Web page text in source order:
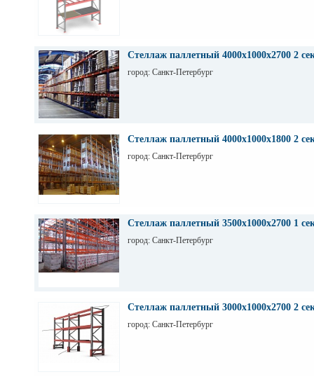
Стеллаж паллетный 4000х1000х2700 2
город: Санкт-Петербург
Стеллаж паллетный 4000х1000х1800 2
город: Санкт-Петербург
Стеллаж паллетный 3500х1000х2700 1
город: Санкт-Петербург
Стеллаж паллетный 3000х1000х2700 2
город: Санкт-Петербург